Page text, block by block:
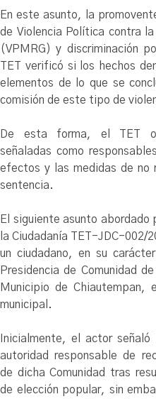
En este asunto, la
de Violencia Política contra
(VPMRG) y discriminación
TET verificó si los hechos
elementos de lo que se
comisión de este tipo de
De esta forma, el TET
señaladas como
efectos y las medidas de no
sentencia.
El siguiente asunto abordado
la Ciudadanía TET-JDC-002/
un ciudadano, en su
Presidencia de Comunidad
Municipio de Chiautempan,
municipal.
Inicialmente, el actor
autoridad responsable de
de dicha Comunidad tras
de elección popular, sin